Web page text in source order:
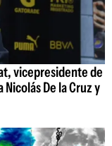
vicepresidente de
De la Cruz y